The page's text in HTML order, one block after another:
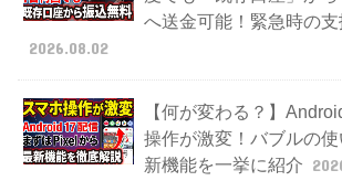
へ送金可能！緊急時の支
2026.08.02
【何が変わる？】
操作が激変！バブルの
新機能を一挙に紹介